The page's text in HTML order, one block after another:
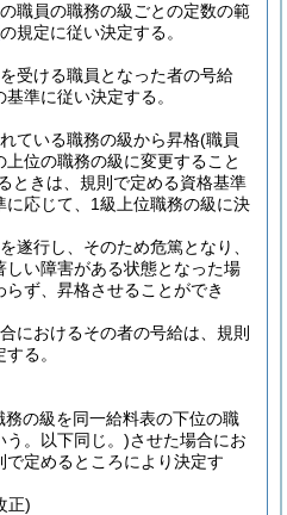
の職員の職務の級ごとの定数の範
の規定に従い決定する。
受ける職員となった者の号給
準に従い決定する。
ている職務の級から昇格(職員
位の職務の級に変更すること
ときは、規則で定める資格基準
に応じて、1級上位職務の級に決
遂行し、そのため危篤となり、
しい障害がある状態となった場
らず、昇格させることができ
におけるその者の号給は、規則
る。
務の級を同一給料表の下位の職
う。以下同じ。)させた場合にお
定めるところにより決定す
正)